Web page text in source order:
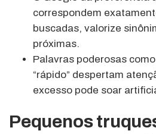
correspondem
buscadas, valorize
próximas.
Palavras poderosas como
“rápido” despertam
excesso pode soar
Pequenos